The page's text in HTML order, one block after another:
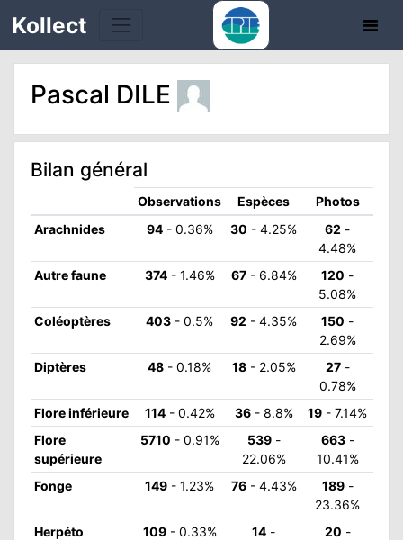
Kollect
Pascal DILE
Bilan général
Observations Espèces
Photos
Arachnides
94- 0.36% 30 - 4.25% 62 -
4.48%
Autre faune
374- 1.46% 67- 6.84% 120 -
5.08%
Coléoptères
403 - 0.5% 92 - 4.35% 150 -
2.69%
Diptères
48 - 0.18% 18- 2.05% 27-
0.78%
Flore inférieure
114- 0.42% 36- 8.8% 19 - 7.14%
Flore
supérieure
5710 - 0.91% 539-
22.06%
663-
10.41%
Fonge
149 - 1.23% 76- 4.43% 189-
23.36%
Herpéto
109- 0.33% 14 -
20 -